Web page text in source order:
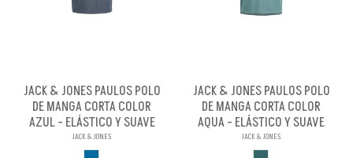
JACK & JONES PAULOS POLO
DE MANGA CORTA COLOR
AZUL - ELÁSTICO Y SUAVE
JACK & JONES
JACK & JONES PAULOS POLO
DE MANGA CORTA COLOR
AQUA - ELÁSTICO Y SUAVE
JACK & JONES